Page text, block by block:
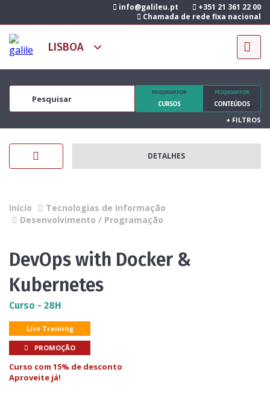
info@galileu.pt
+351 21 361 22 00
Chamada de rede fixa nacional
PESQUISAR POR
CURSOS
PESQUISAR POR
CONTEÚDOS
+ FILTROS
DETALHES
Inicío
Tecnologias de Informação
Desenvolvimento / Programação
DevOps with Docker &
Kubernetes
Curso - 28H
Live Training
PROMOÇÃO
Curso com 15% de desconto
Aproveite já!